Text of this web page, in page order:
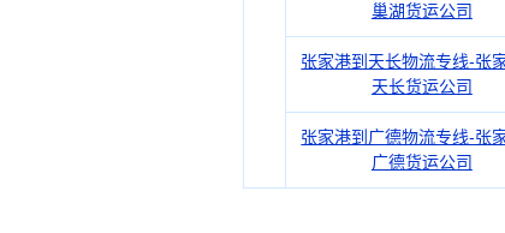
巢湖货运公司
张家港到天长物流专线-张
天长货运公司
张家港到广德物流专线-张
广德货运公司